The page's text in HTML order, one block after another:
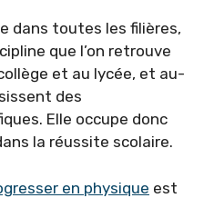
dans toutes les filières,
que l’on retrouve
et au lycée, et au-
des
Elle occupe donc
la réussite scolaire.
en physique est